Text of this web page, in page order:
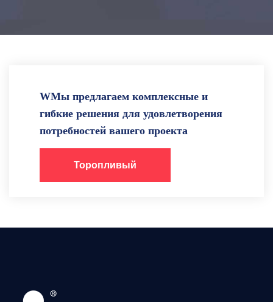
WМы предлагаем комплексные и
гибкие решения для удовлетворения
потребностей вашего проекта
Торопливый